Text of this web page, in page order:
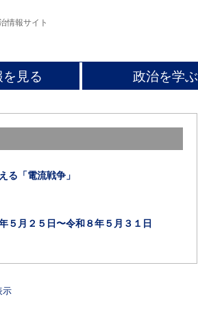
情報サイト
見る 政治を学ぶ
る「電流戦争」
５月２５日〜令和８年５月３１日
示